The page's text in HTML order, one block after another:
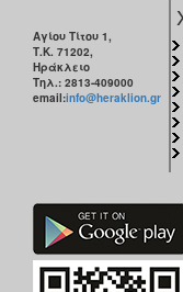
Αγίου Τίτου 1,
Τ.Κ. 71202,
Ηράκλειο
Τηλ.: 2813-409000
email:info@heraklion.gr